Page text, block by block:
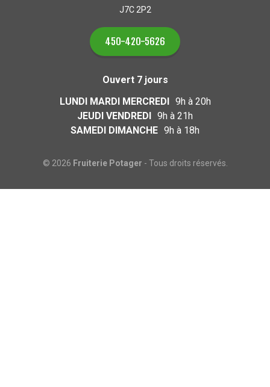
J7C 2P2
450-420-5626
Ouvert 7 jours
LUNDI MARDI MERCREDI 9h à 20h
JEUDI VENDREDI 9h à 21h
SAMEDI DIMANCHE 9h à 18h
© 2026 Fruiterie Potager - Tous droits réservés.